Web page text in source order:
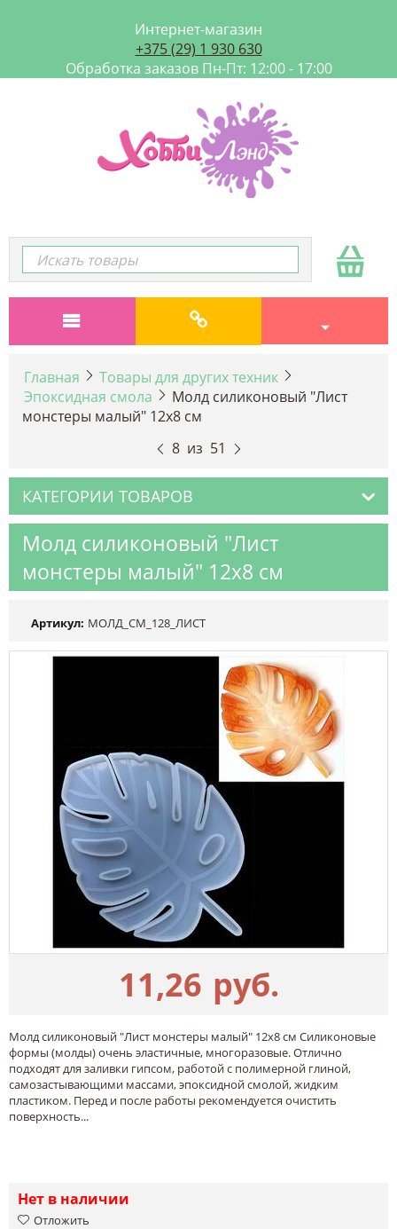
Интернет-магазин
+375 (29) 1 930 630
Обработка заказов Пн-Пт: 12:00 - 17:00
Главная
Товары для других техник
Эпоксидная смола
Молд силиконовый "Лист
монстеры малый" 12х8 см
8 из 51
КАТЕГОРИИ ТОВАРОВ
Молд силиконовый "Лист
монстеры малый" 12х8 см
Артикул: МОЛД_СМ_128_ЛИСТ
11,26 руб.
Молд силиконовый "Лист монстеры малый" 12х8 см Силиконовые
формы (молды) очень эластичные, многоразовые. Отлично
подходят для заливки гипсом, работой с полимерной глиной,
самозастывающими массами, эпоксидной смолой, жидким
пластиком. Перед и после работы рекомендуется очистить
поверхность...
Нет в наличии
Отложить